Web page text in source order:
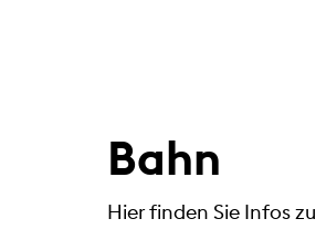
Bahn
Hier finden Sie Infos